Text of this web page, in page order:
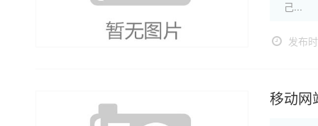
己...
发布
移动网